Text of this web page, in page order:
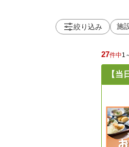
絞り込み
27件中1
【当